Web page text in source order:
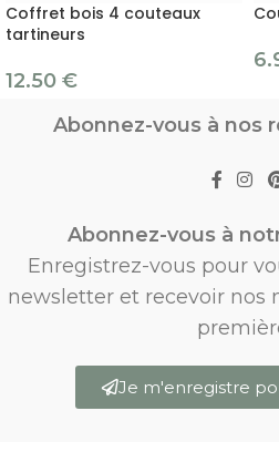
Coffret bois 4 couteaux
tartineurs
12.50 €
Abonnez-vous à nos
Abonnez-vous à
Enregistrez-vous pour
newsletter et recevoir nos
Je m'enregistre